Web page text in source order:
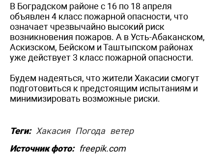
В Боградском районе с 16 по 18 апреля
объявлен 4 класс пожарной опасности, что
означает чрезвычайно высокий риск
возникновения пожаров. А в Усть-Абаканском,
Аскизском, Бейском и Таштыпском районах
уже действует 3 класс пожарной опасности.
Будем надеяться, что жители Хакасии смогут
подготовиться к предстоящим испытаниям и
минимизировать возможные риски.
Теги: Хакасия Погода ветер
Источник фото: freepik.com